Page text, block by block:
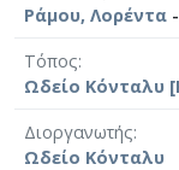
Ράμου, Λορέντα
Τόπος
Ωδείο Κόνταλυ
Διοργανωτής
Ωδείο Κόνταλυ